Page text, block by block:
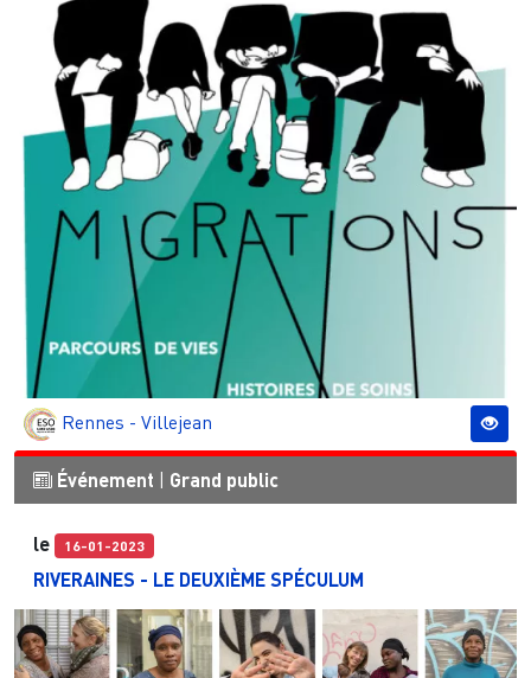
Rennes - Villejean
Événement Grand public
le 16-01-2023
RIVERAINES - LE DEUXIÈME SPÉCULUM